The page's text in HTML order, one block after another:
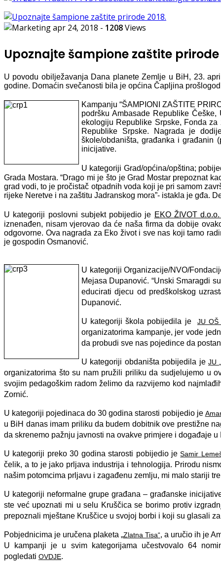
apr 24, 2018 - 1208Views
Upoznajte šampione zaštite prirode
U povodu obilježavanja Dana planete Zemlje u BiH, 23.
godine. Domaćin svečanosti bila je općina Čapljina
Kampanju “ŠAMPIONI ZAŠTITE
podršku Ambasade Republike
ekologiju Republike Srpske, Fonda
Republike Srpske. Nagrada je
škole/obdaništa, građanka i građanin
inicijative.
U kategoriji Grad/općina/opština;
Grada Mostara. “Drago mi je što je Grad Mostar prepoznat
grad vodi, to je pročistač otpadnih voda koji je pri samom
rijeke Neretve i na zaštitu Jadranskog mora”- istakla je gđa.
U kategoriji poslovni subjekt pobijedio je EKO ŽIVOT
iznenađen, nisam vjerovao da će naša firma da dobije
odgovorne. Ova nagrada za Eko život i sve nas koji tamo
je gospodin Osmanović.
U kategoriji Organizacije/NVO/
Mejasa Dupanović. “Unski Smaragdi
educirati djecu od predškolskog
Dupanović.
U kategoriji škola pobijedila je JU OŠ
organizatorima kampanje, jer vode
da probudi sve nas pojedince da
U kategoriji obdaništa pobijedila je JU
organizatorima što su nam pružili priliku da sudjelujemo u
svojim pedagoškim radom želimo da razvijemo kod
Zornić.
U kategoriji pojedinaca do 30 godina starosti pobijedio je
u BiH danas imam priliku da budem dobitnik ove prestižne
da skrenemo pažnju javnosti na ovakve primjere i događaje u
U kategoriji preko 30 godina starosti pobijedio jeSamir
čelik, a to je jako prljava industrija i tehnologija. Prirodu
našim potomcima prljavu i zagađenu zemlju, mi malo stariji
U kategoriji neformalne grupe građana – građanske
ste već upoznati mi u selu Kruščica se borimo protiv
prepoznali mještane Kruščice u svojoj borbi i koji su glasali
Pobjednicima je uručena plaketa „Zlatna Tisa“, a uručio ih je
U kampanji je u svim kategorijama učestvovalo 64
pogledati OVDJE.